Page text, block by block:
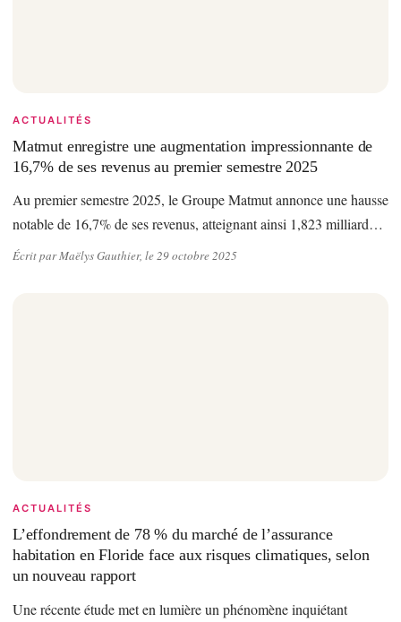
ACTUALITÉS
Matmut enregistre une augmentation impressionnante de
16,7% de ses revenus au premier semestre 2025
Au premier semestre 2025, le Groupe Matmut annonce une hausse
notable de 16,7% de ses revenus, atteignant ainsi 1,823 milliard…
Écrit par Maëlys Gauthier, le 29 octobre 2025
ACTUALITÉS
L’effondrement de 78 % du marché de l’assurance
habitation en Floride face aux risques climatiques, selon
un nouveau rapport
Une récente étude met en lumière un phénomène inquiétant